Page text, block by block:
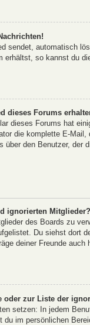
sendet, automatisch
erhältst, so kannst du
dieses Forums
dieses Forums hat
die komplette E-
den Benutzer,
ignorierten Mitglieder?
des Boards zu
Du siehst dort
deiner Freunde
zur Liste der
setzen: In jedem
im persönlichen